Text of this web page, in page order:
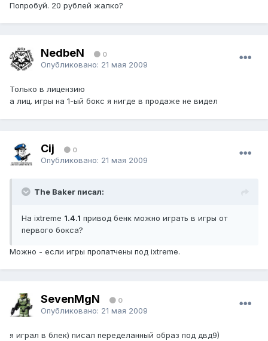
Попробуй. 20 рублей жалко?
NedbeN 0
Опубликовано: 21 мая 2009
Только в лицензию
а лиц. игры на 1-ый бокс я нигде в продаже не видел
Cij 0
Опубликовано: 21 мая 2009
The Baker писал:
На ixtreme 1.4.1 привод бенк можно играть в игры от
первого бокса?
Можно - если игры пропатчены под ixtreme.
SevenMgN 0
Опубликовано: 21 мая 2009
я играл в блек) писал переделанный образ под двд9)